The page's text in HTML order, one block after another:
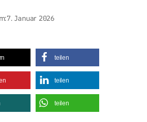
7. Januar 2026
teilen
teilen
teilen